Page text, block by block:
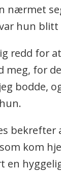
nærmet
hun
redd for
meg, for
bodde,
bekrefter
kom
en